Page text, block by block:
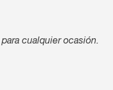
cualquier ocasión.